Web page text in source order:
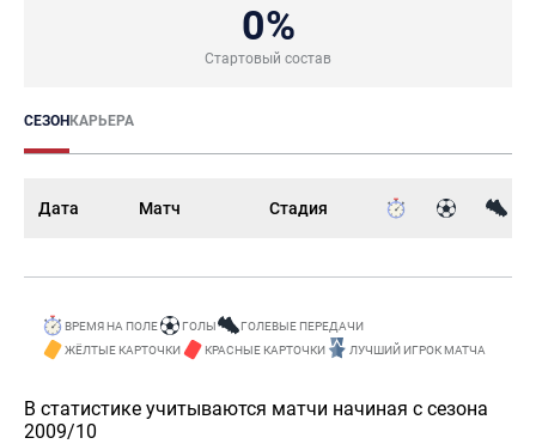
0%
Стартовый состав
СЕЗОНКАРЬЕРА
Дата Матч Стадия
ВРЕМЯ НА ПОЛЕ ГОЛЫ
ГОЛЕВЫЕ ПЕРЕДАЧИ
ЖЁЛТЫЕ КАРТОЧКИ
КРАСНЫЕ КАРТОЧКИ ЛУЧШИЙ ИГРОК МАТЧА
В статистике учитываются матчи начиная с сезона
2009/10